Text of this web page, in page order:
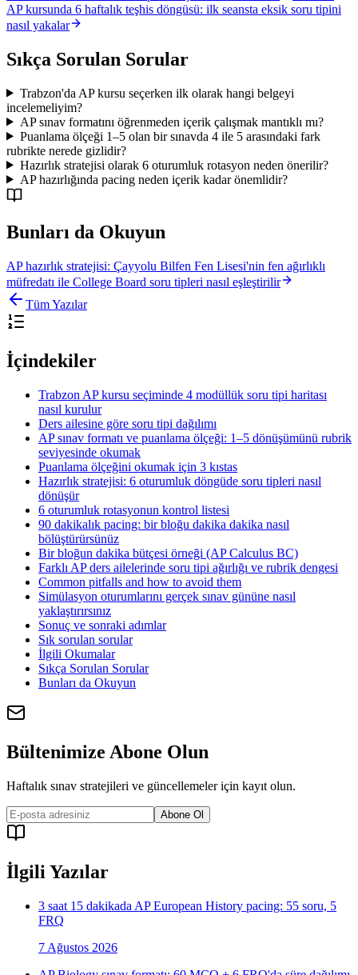
AP kursunda 6 haftalık teşhis döngüsü: ilk seansta eksik soru tipini
nasıl yakalar
Sıkça Sorulan Sorular
Trabzon'da AP kursu seçerken ilk olarak hangi belgeyi
incelemeliyim?
AP sınav formatını öğrenmeden içerik çalışmak mantıklı mı?
Puanlama ölçeği 1–5 olan bir sınavda 4 ile 5 arasındaki fark
rubrikte nerede gizlidir?
Hazırlık stratejisi olarak 6 oturumluk rotasyon neden önerilir?
AP hazırlığında pacing neden içerik kadar önemlidir?
Bunları da Okuyun
AP hazırlık stratejisi: Çayyolu Bilfen Fen Lisesi'nin fen ağırlıklı
müfredatı ile College Board soru tipleri nasıl eşleştirilir
Tüm Yazılar
İçindekiler
Trabzon AP kursu seçiminde 4 modüllük soru tipi haritası
nasıl kurulur
Ders ailesine göre soru tipi dağılımı
AP sınav formatı ve puanlama ölçeği: 1–5 dönüşümünü rubrik
seviyesinde okumak
Puanlama ölçeğini okumak için 3 kıstas
Hazırlık stratejisi: 6 oturumluk döngüde soru tipleri nasıl
dönüşür
6 oturumluk rotasyonun kontrol listesi
90 dakikalık pacing: bir bloğu dakika dakika nasıl
bölüştürürsünüz
Bir bloğun dakika bütçesi örneği (AP Calculus BC)
Farklı AP ders ailelerinde soru tipi ağırlığı ve rubrik dengesi
Common pitfalls and how to avoid them
Simülasyon oturumlarını gerçek sınav gününe nasıl
yaklaştırırsınız
Sonuç ve sonraki adımlar
Sık sorulan sorular
İlgili Okumalar
Sıkça Sorulan Sorular
Bunları da Okuyun
Bültenimize Abone Olun
Haftalık sınav stratejileri ve güncellemeler için kayıt olun.
Abone Ol
İlgili Yazılar
3 saat 15 dakikada AP European History pacing: 55 soru, 5
FRQ
7 Ağustos 2026